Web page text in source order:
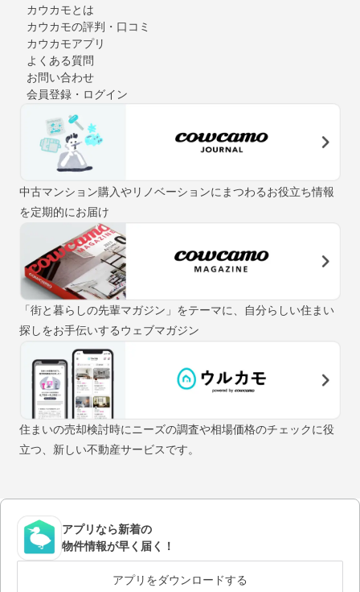
カウカモとは
カウカモの評判・口コミ
カウカモアプリ
よくある質問
お問い合わせ
会員登録・ログイン
中古マンション購入やリノベーションにまつわるお役立ち情報
を定期的にお届け
「街と暮らしの先輩マガジン」をテーマに、自分らしい住まい
探しをお手伝いするウェブマガジン
住まいの売却検討時にニーズの調査や相場価格のチェックに役
立つ、新しい不動産サービスです。
アプリなら新着の
物件情報が早く届く！
アプリをダウンロードする